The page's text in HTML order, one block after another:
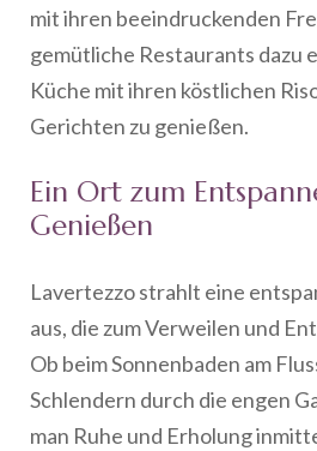
mit ihren beeindruckenden
gemütliche Restaurants dazu
Küche mit ihren köstlichen
Gerichten zu genießen.
Ein Ort zum
Genießen
Lavertezzo strahlt eine
aus, die zum Verweilen und
Ob beim Sonnenbaden am
Schlendern durch die engen
man Ruhe und Erholung